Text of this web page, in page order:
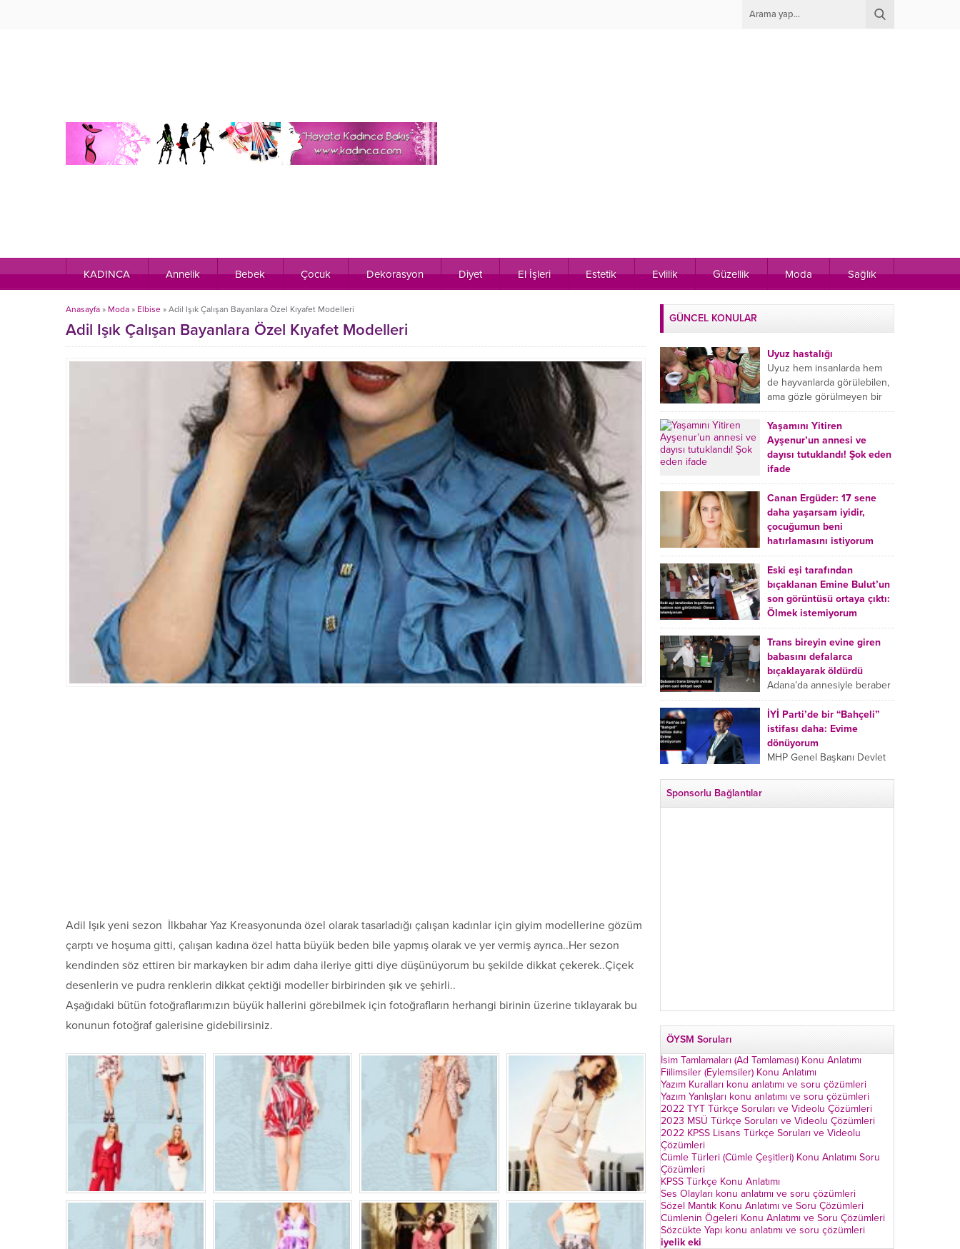
KADINCA Annelik Bebek Çocuk Dekorasyon Diyet El İşleri Estetik Evlilik Güzellik Moda Sağlık
Anasayfa » Moda » Elbise » Adil Işık Çalışan Bayanlara Özel Kıyafet Modelleri
Adil Işık Çalışan Bayanlara Özel Kıyafet Modelleri
Adil Işık yeni sezon İlkbahar Yaz Kreasyonunda özel olarak tasarladığı çalışan kadınlar için giyim modellerine gözüm
çarptı ve hoşuma gitti, çalışan kadına özel hatta büyük beden bile yapmış olarak ve yer vermiş ayrıca..Her sezon
kendinden söz ettiren bir markayken bir adım daha ileriye gitti diye düşünüyorum bu şekilde dikkat çekerek..Çiçek
desenlerin ve pudra renklerin dikkat çektiği modeller birbirinden şık ve şehirli..
Aşağıdaki bütün fotoğraflarımızın büyük hallerini görebilmek için fotoğrafların herhangi birinin üzerine tıklayarak bu
konunun fotoğraf galerisine gidebilirsiniz.
GÜNCEL KONULAR
Uyuz hastalığı
Uyuz hem insanlarda hem
de hayvanlarda görülebilen,
ama gözle görülmeyen bir
tür mikroplu böcek
hastalığıdır. Uyuz hastalığı
(Urticaria), deride veya...
Yaşamını Yitiren
Ayşenur’un annesi ve
dayısı tutuklandı! Şok eden
ifade
Burdur’da yatağında ölü
bulunan Ayşenur Kazık’ın (2)
annesi Kader Karadeniz (23)
ile dayısı Hızır Tunç
Çetinkaya (19) tutuklandı.
Çetinkaya, ifadesinde...
Canan Ergüder: 17 sene
daha yaşarsam iyidir,
çocuğumun beni
hatırlamasını istiyorum
Kanser tedavisi gören ünlü
oyuncu Canan Ergüder,
hastalık sürecini anlattı:
Meme kanserine yakalanan
ünlü oyuncu Canan Ergüder
aklıma ilk ölümün...
Eski eşi tarafından
bıçaklanan Emine Bulut’un
son görüntüsü ortaya çıktı:
Ölmek istemiyorum
Kırıkkale’de eski eşi
tarafından boğazından
bıçaklanan Emine Bulut’un
“Ben ölmek istemiyorum”
demesi ve yanında bulunan
10 yaşındaki kızının “Anne
lütfen...
Trans bireyin evine giren
babasını defalarca
bıçaklayarak öldürdü
Adana’da annesiyle beraber
takip ettiği babasının trans
bireyin evine girdiği gören
cani, babasını vücudunun
çeşitli yerlerinden
bıçaklayarak öldürdü.
İYİ Parti’de bir “Bahçeli”
istifası daha: Evime
dönüyorum
MHP Genel Başkanı Devlet
Sponsorlu Bağlantılar
ÖYSM Soruları
İsim Tamlamaları (Ad Tamlaması) Konu Anlatımı
Fiilimsiler (Eylemsiler) Konu Anlatımı
Yazım Kuralları konu anlatımı ve soru çözümleri
Yazım Yanlışları konu anlatımı ve soru çözümleri
2022 TYT Türkçe Soruları ve Videolu Çözümleri
2023 MSÜ Türkçe Soruları ve Videolu Çözümleri
2022 KPSS Lisans Türkçe Soruları ve Videolu
Çözümleri
Cümle Türleri (Cümle Çeşitleri) Konu Anlatımı Soru
Çözümleri
KPSS Türkçe Konu Anlatımı
Ses Olayları konu anlatımı ve soru çözümleri
Sözel Mantık Konu Anlatımı ve Soru Çözümleri
Cümlenin Ögeleri Konu Anlatımı ve Soru Çözümleri
Sözcükte Yapı konu anlatımı ve soru çözümleri
iyelik eki